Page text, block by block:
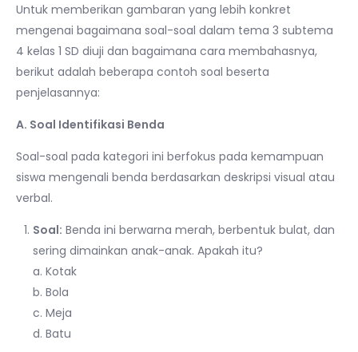
Untuk memberikan gambaran yang lebih konkret
mengenai bagaimana soal-soal dalam tema 3 subtema
4 kelas 1 SD diuji dan bagaimana cara membahasnya,
berikut adalah beberapa contoh soal beserta
penjelasannya:
A. Soal Identifikasi Benda
Soal-soal pada kategori ini berfokus pada kemampuan
siswa mengenali benda berdasarkan deskripsi visual atau
verbal.
Soal: Benda ini berwarna merah, berbentuk bulat, dan
sering dimainkan anak-anak. Apakah itu?
a. Kotak
b. Bola
c. Meja
d. Batu